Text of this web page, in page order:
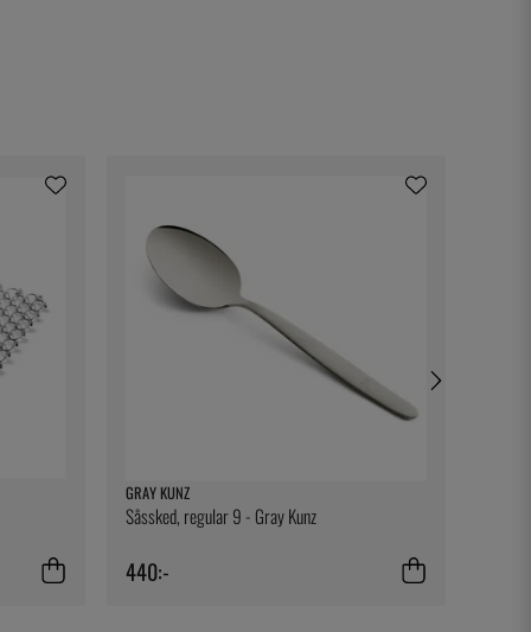
GRAY KUNZ
Såssked, regular 9 - Gray Kunz
440:-